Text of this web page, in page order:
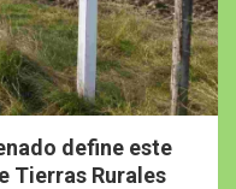
define este
Tierras Rurales